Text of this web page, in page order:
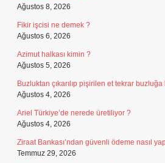
Ağustos 8, 2026
Fikir işcisi ne demek ?
Ağustos 6, 2026
Azimut halkası kimin ?
Ağustos 5, 2026
Buzluktan çıkarılıp pişirilen et tekrar
Ağustos 4, 2026
Ariel Türkiye’de nerede üretiliyor ?
Ağustos 4, 2026
Ziraat Bankası’ndan güvenli ödeme nasıl
Temmuz 29, 2026